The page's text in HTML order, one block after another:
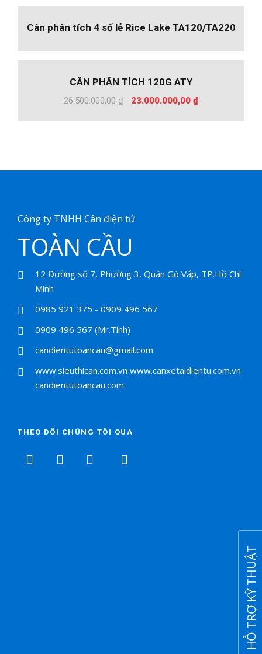
là:
tại
3.320.000,00 ₫.
Cân phân tích 4 số lẻ Rice Lake TA120/TA220
CÂN PHÂN TÍCH 120G ATY
26.500.000,00₫
Giá
23.000.000,00 ₫Giá
Công ty TNHH Cân điện tử
TOÀN CẦU
12 Đường số 7, Phường 3, Quận Gò Vấp, TP.Hồ Chí
Minh
0985 921 375 - 0909 496 567
0909 496 567 (Mr.Tính)
candientutoancau@gmail.com
www.sieuthican.com.vn www.canxetaidientu.com.vn
candientutoancau.com
THEO DÕI CHÚNG TÔI QUA
HỖ TRỢ KỸ THUẬT